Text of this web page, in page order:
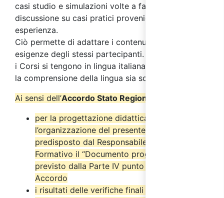
casi studio e simulazioni volte a favorire la
discussione su casi pratici provenienti dalla loro
esperienza.
Ciò permette di adattare i contenuti del corso alle
esigenze degli stessi partecipanti. Ricordiamo che
i Corsi si tengono in lingua italiana ed è necessaria
la comprensione della lingua sia scritta che orale.
Ai sensi dell’Accordo Stato Regioni del 17/4/2025
per la progettazione didattica e
l’organizzazione del presente corso è stato
predisposto dal Responsabile del Progetto
Formativo il “Documento progettuale” come
previsto dalla Parte IV punto 2.6 del suddetto
Accordo
i risultati delle verifiche finali di